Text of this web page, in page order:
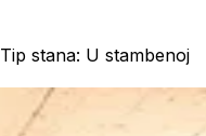
Tip stana: U stambenoj